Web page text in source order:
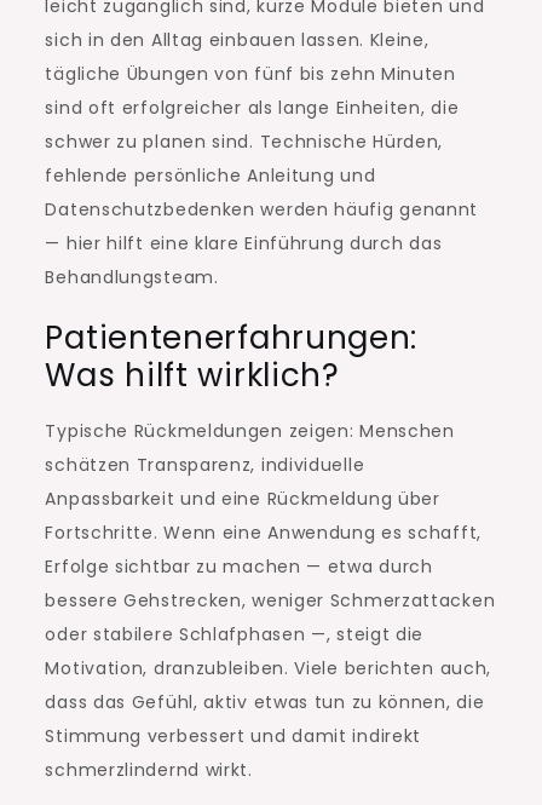
leicht zugänglich sind, kurze Module bieten und
sich in den Alltag einbauen lassen. Kleine,
tägliche Übungen von fünf bis zehn Minuten
sind oft erfolgreicher als lange Einheiten, die
schwer zu planen sind. Technische Hürden,
fehlende persönliche Anleitung und
Datenschutzbedenken werden häufig genannt
— hier hilft eine klare Einführung durch das
Behandlungsteam.
Patientenerfahrungen:
Was hilft wirklich?
Typische Rückmeldungen zeigen: Menschen
schätzen Transparenz, individuelle
Anpassbarkeit und eine Rückmeldung über
Fortschritte. Wenn eine Anwendung es schafft,
Erfolge sichtbar zu machen — etwa durch
bessere Gehstrecken, weniger Schmerzattacken
oder stabilere Schlafphasen —, steigt die
Motivation, dranzubleiben. Viele berichten auch,
dass das Gefühl, aktiv etwas tun zu können, die
Stimmung verbessert und damit indirekt
schmerzlindernd wirkt.